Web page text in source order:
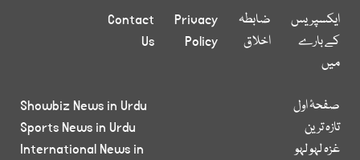
ایکسپریس
کے بارے
میں
ضابطہ
اخلاق
Privacy
Policy
Contact
Us
صفحۂ اول
تازہ ترین
غزہ لہو لہو
Showbiz News in Urdu
Sports News in Urdu
International News in